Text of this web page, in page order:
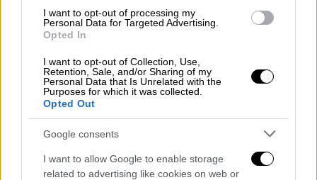
I want to opt-out of processing my
Personal Data for Targeted Advertising.
Opted In
I want to opt-out of Collection, Use,
Retention, Sale, and/or Sharing of my
Personal Data that Is Unrelated with the
Purposes for which it was collected.
Opted Out
Google consents
I want to allow Google to enable storage
related to advertising like cookies on web or
φορτηγό μετακόμισης εμφανίστηκε στην
αυλή του ακινήτου, γεγονός που είχε
ενισχύσει τα σενάρια περί αποχώρησής του.
Mickey Rourke officially kicked out
of LA home after desperately trying
to avoid eviction
https://t.co/ZwKGpvHPj9
pic.twitter.com/ta33fkki7G